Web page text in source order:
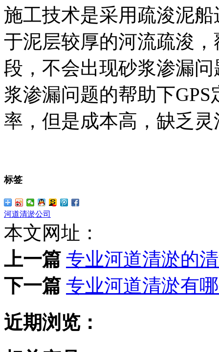
施工技术是采用疏浚泥
于泥层较厚的河流疏浚
段，不会出现砂浆渗漏
浆渗漏问题的帮助下
率，但是成本高，缺乏
标签
河道清淤公司
本文网址：
上一篇 专业河道清淤的
下一篇 专业河道清淤有
近期浏览：